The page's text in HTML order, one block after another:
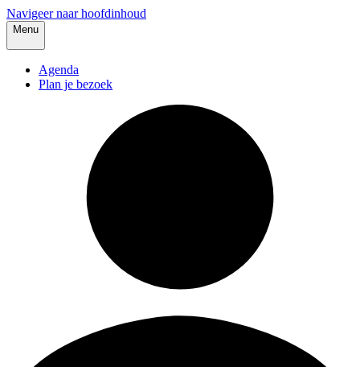
Navigeer naar hoofdinhoud
Menu
Agenda
Plan je bezoek